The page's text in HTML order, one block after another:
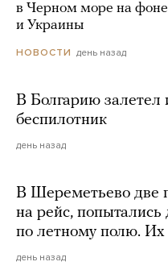
в Черном море на фоне
и Украины
НОВОСТИ день назад
В Болгарию залетел
беспилотник
день назад
В Шереметьево две
на рейс, попытались
по летному полю.
день назад